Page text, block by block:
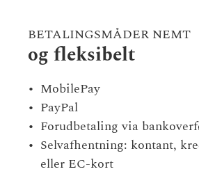
BETALINGSMÅDER NEMT
og fleksibelt
MobilePay
PayPal
Forudbetaling via
Selvafhentning: kontant,
eller EC-kort